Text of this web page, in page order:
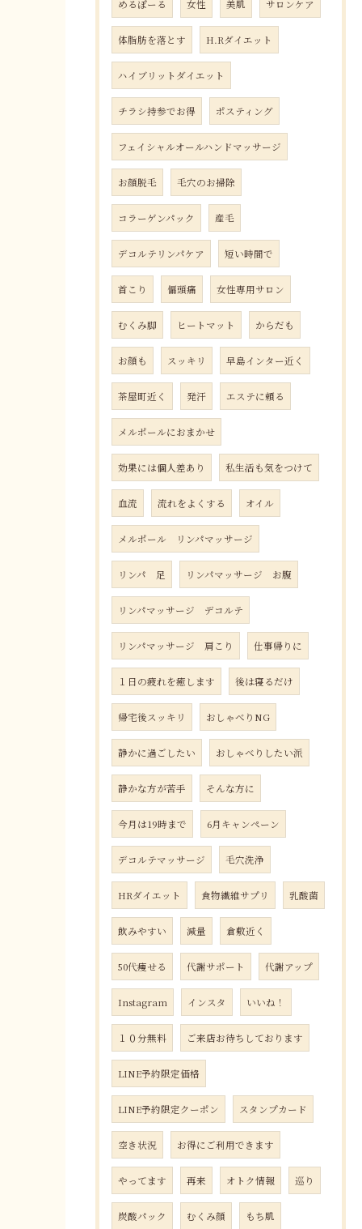
めるぽーる 女性 美肌 サロンケア
体脂肪を落とす H.Rダイエット
ハイブリットダイエット
チラシ持参でお得 ポスティング
フェイシャルオールハンドマッサージ
お顔脱毛 毛穴のお掃除
コラーゲンパック 産毛
デコルテリンパケア 短い時間で
首こり 偏頭痛 女性専用サロン
むくみ脚 ヒートマット からだも
お顔も スッキリ 早島インター近く
茶屋町近く 発汗 エステに頼る
メルポールにおまかせ
効果には個人差あり 私生活も気をつけて
血流 流れをよくする オイル
メルポール リンパマッサージ
リンパ 足 リンパマッサージ お腹
リンパマッサージ デコルテ
リンパマッサージ 肩こり 仕事帰りに
１日の疲れを癒します 後は寝るだけ
帰宅後スッキリ おしゃべりNG
静かに過ごしたい おしゃべりしたい派
静かな方が苦手 そんな方に
今月は19時まで 6月キャンペーン
デコルテマッサージ 毛穴洗浄
HRダイエット 食物繊維サプリ 乳酸菌
飲みやすい 減量 倉敷近く
50代痩せる 代謝サポート 代謝アップ
Instagram インスタ いいね！
１０分無料 ご来店お待ちしております
LINE予約限定価格
LINE予約限定クーポン スタンプカード
空き状況 お得にご利用できます
やってます 再来 オトク情報 巡り
炭酸パック むくみ顔 もち肌